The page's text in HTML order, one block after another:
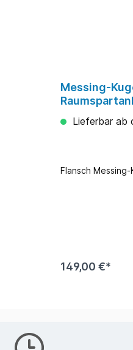
Messing-
Lieferbar ab
Flansch
149,00 €*